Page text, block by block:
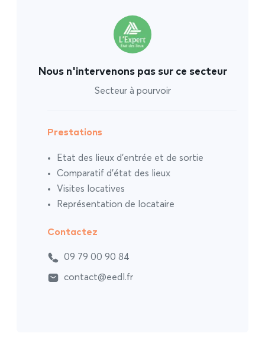
Nous n'intervenons pas sur ce secteur
Secteur à pourvoir
Prestations
Etat des lieux d’entrée et de sortie
Comparatif d’état des lieux
Visites locatives
Représentation de locataire
Contactez
09 79 00 90 84
contact@eedl.fr